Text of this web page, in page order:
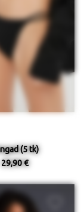
(5 tk)
29,90 €